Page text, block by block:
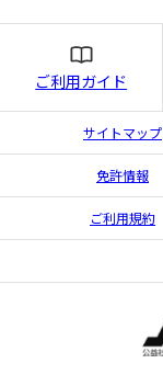
ご利用ガイド
サイトマップ
免許情報
ご利用規約